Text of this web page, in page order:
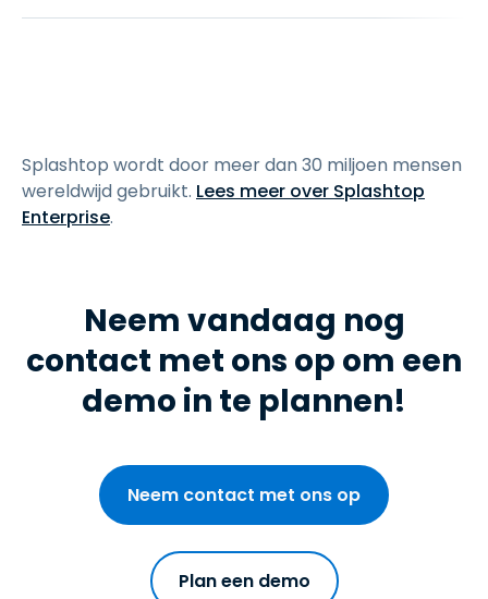
Splashtop wordt door meer dan 30 miljoen mensen
wereldwijd gebruikt. Lees meer over Splashtop
Enterprise.
Neem vandaag nog
contact met ons op om een
demo in te plannen!
Neem contact met ons op
Plan een demo